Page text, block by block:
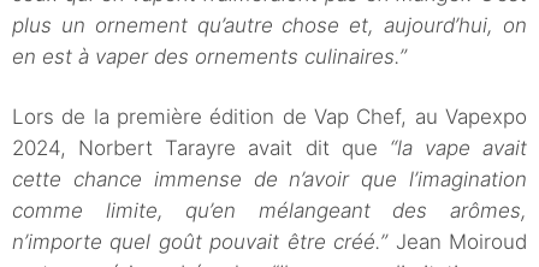
plus un ornement qu’autre chose et, aujourd’hui, on
en est à vaper des ornements culinaires.”
Lors de la première édition de Vap Chef, au Vapexpo
2024, Norbert Tarayre avait dit que “la vape avait
cette chance immense de n’avoir que l’imagination
comme limite, qu’en mélangeant des arômes,
n’importe quel goût pouvait être créé.”Jean Moiroud